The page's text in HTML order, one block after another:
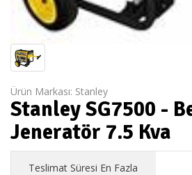
Ürün Markası: Stanley
Stanley SG7500 -
Jeneratör 7.5 Kva
Teslimat Süresi En Fazla